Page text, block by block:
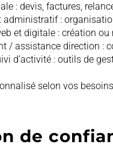
: devis, factures,
administratif :
et digitale : création
/ assistance direction :
d’activité : outils de
selon vos
de